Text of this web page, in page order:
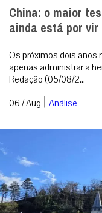
China: o maior
ainda está por vir
Os próximos dois anos
apenas administrar a
Redação (05/08/2...
06 / Aug | Análise